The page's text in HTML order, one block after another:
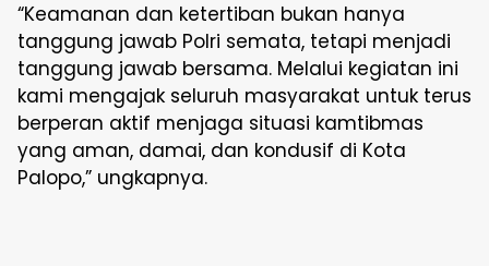
“Keamanan dan ketertiban bukan hanya
tanggung jawab Polri semata, tetapi menjadi
tanggung jawab bersama. Melalui kegiatan ini
kami mengajak seluruh masyarakat untuk terus
berperan aktif menjaga situasi kamtibmas
yang aman, damai, dan kondusif di Kota
Palopo,” ungkapnya.